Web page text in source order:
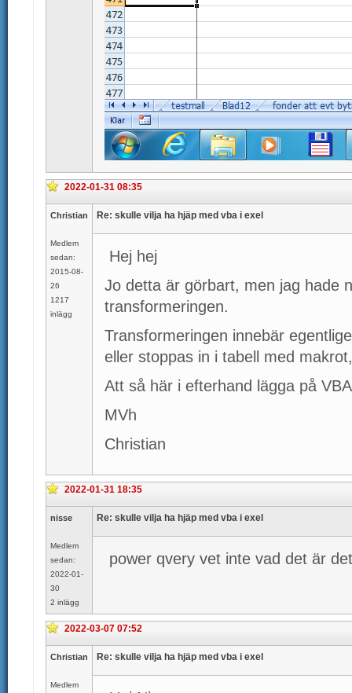
2022-01-31 08:35
Christian
Medlem
sedan:
2015-08-
26
1217
inlägg
Re: skulle vilja ha hjäp med vba i exel
Hej hej
Jo detta är görbart, men jag hade
transformeringen.
Transformeringen innebär
eller stoppas in i tabell med
Att så här i efterhand lägga på
MVh
Christian
2022-01-31 18:35
nisse
Medlem
sedan:
2022-01-
30
2 inlägg
Re: skulle vilja ha hjäp med vba i exel
power qvery vet inte vad det är
2022-03-07 07:52
Christian
Medlem
Re: skulle vilja ha hjäp med vba i exel